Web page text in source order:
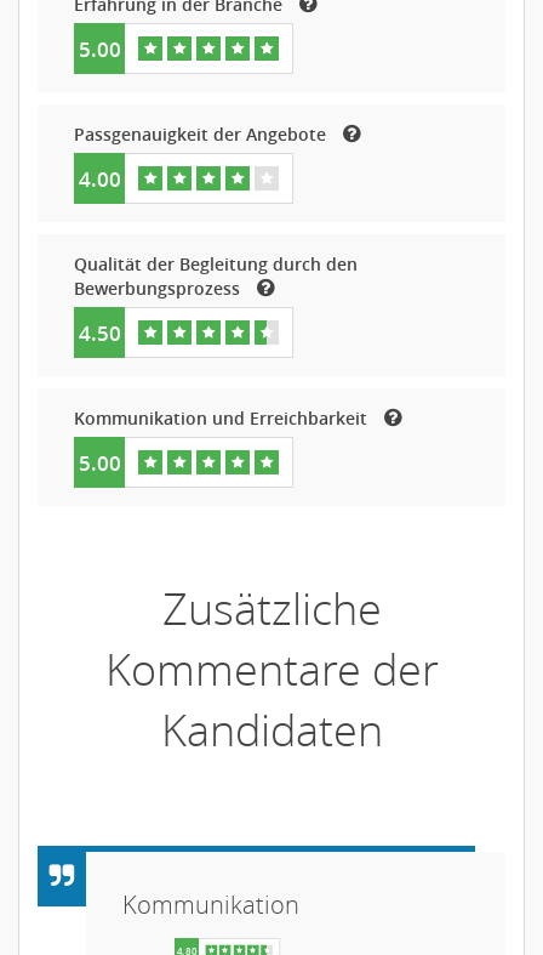
5.00
Passgenauigkeit der Angebote
4.00
Qualität der Begleitung durch den
Bewerbungsprozess
4.50
Kommunikation und Erreichbarkeit
5.00
Zusätzliche
Kommentare der
Kandidaten
Kommunikation